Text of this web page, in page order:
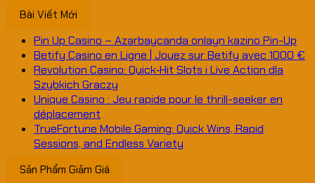
Bài Viết Mới
Pin Up Casino – Azərbaycanda onlayn kazino Pin-Up
Betify Casino en Ligne | Jouez sur Betify avec 1000 €
Revolution Casino: Quick‑Hit Slots i Live Action dla
Szybkich Graczy
Unique Casino : Jeu rapide pour le thrill-seeker en
déplacement
TrueFortune Mobile Gaming: Quick Wins, Rapid
Sessions, and Endless Variety
Sản Phẩm Giảm Giá